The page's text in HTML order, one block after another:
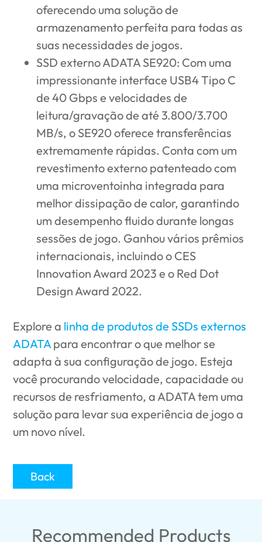
oferecendo uma solução de
armazenamento perfeita para todas as
suas necessidades de jogos.
SSD externo ADATA SE920: Com uma
impressionante interface USB4 Tipo C
de 40 Gbps e velocidades de
leitura/gravação de até 3.800/3.700
MB/s, o SE920 oferece transferências
extremamente rápidas. Conta com um
revestimento externo patenteado com
uma microventoinha integrada para
melhor dissipação de calor, garantindo
um desempenho fluido durante longas
sessões de jogo. Ganhou vários prêmios
internacionais, incluindo o CES
Innovation Award 2023 e o Red Dot
Design Award 2022.
Explore a linha de produtos de SSDs externos
ADATA para encontrar o que melhor se
adapta à sua configuração de jogo. Esteja
você procurando velocidade, capacidade ou
recursos de resfriamento, a ADATA tem uma
solução para levar sua experiência de jogo a
um novo nível.
Back
Recommended Products